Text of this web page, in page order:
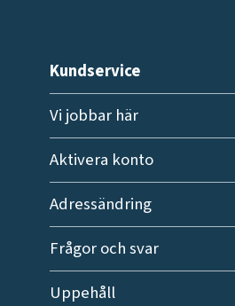
Kundservice
Vi jobbar här
Aktivera konto
Adressändring
Frågor och svar
Uppehåll